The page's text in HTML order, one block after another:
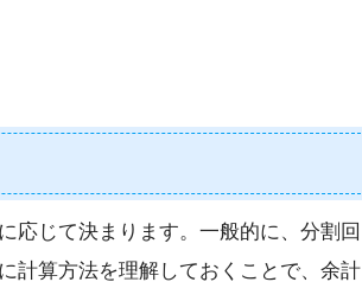
応じて決まります。一般的に、分割回
計算方法を理解しておくことで、余計